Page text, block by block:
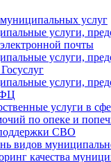
муниципальных услуг
услуги,
почты
услуги,
услуги,
услуги в
по опеке и
СВО
видов
качества